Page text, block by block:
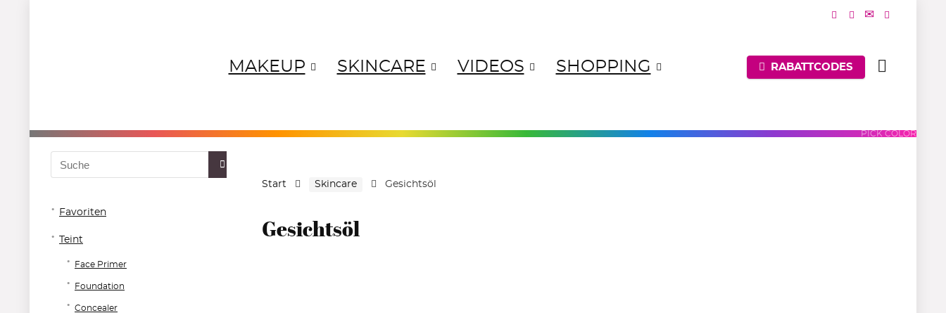
MAKEUP SKINCARE VIDEOS SHOPPING RABATTCODES
PICK COLOR
NEUTRALS
REDSORANGESYELLOWSGREENSBLUESPURPLES
PINKS
Favoriten
Teint
Face Primer
Foundation
Concealer
Start Skincare Gesichtsöl
Gesichtsöl